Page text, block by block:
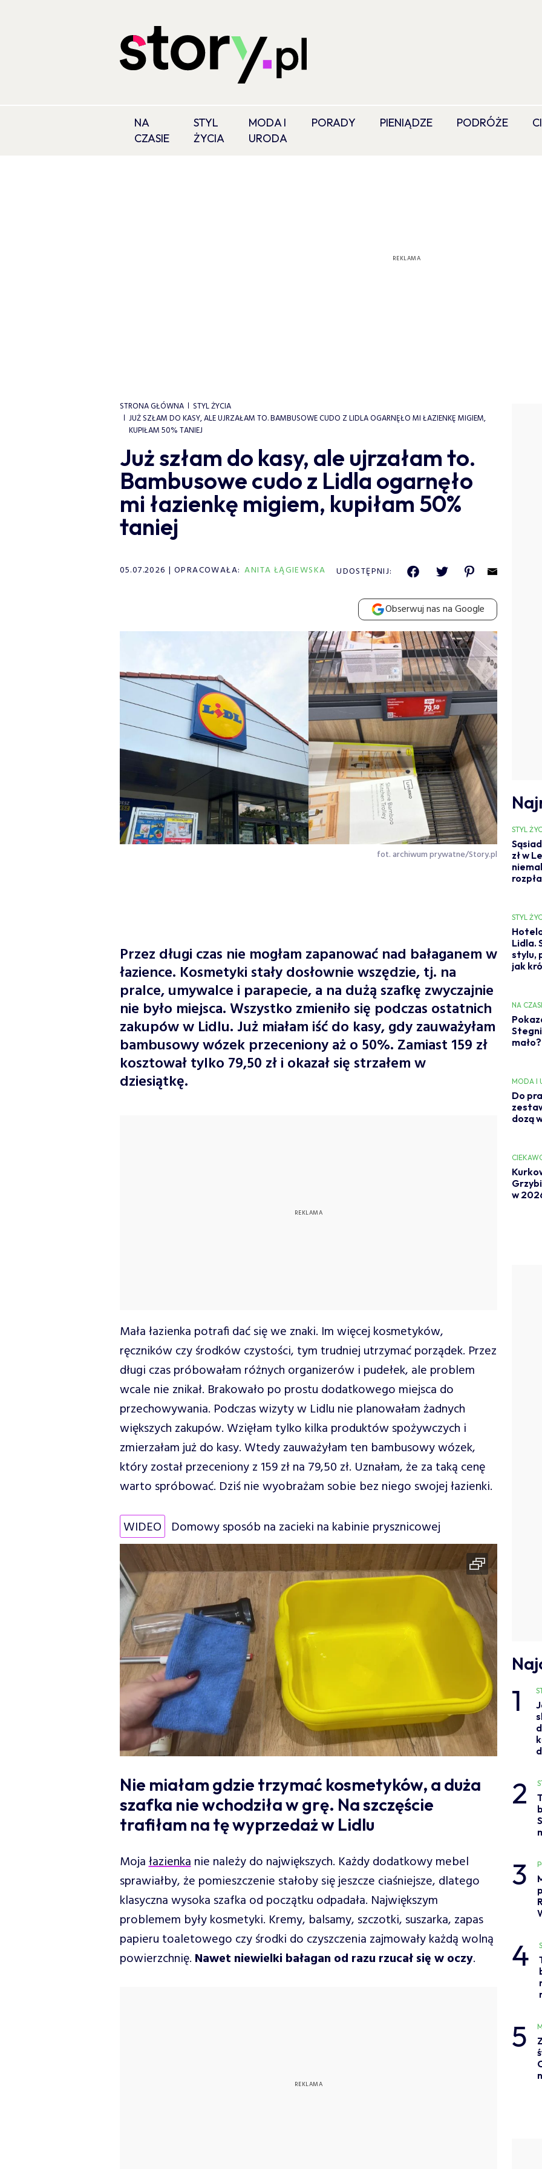
NA
CZASIE
STYL
ŻYCIA
MODA I
URODA
PORADY PIENIĄDZE PODRÓŻE
STRONA GŁÓWNA
STYL ŻYCIA
JUŻ SZŁAM DO KASY, ALE UJRZAŁAM TO. BAMBUSOWE CUDO Z LIDLA OGARNĘŁO MI ŁAZIENKĘ MIGIEM,
KUPIŁAM 50% TANIEJ
Już szłam do kasy, ale ujrzałam to.
Bambusowe cudo z Lidla ogarnęło
mi łazienkę migiem, kupiłam 50%
taniej
05.07.2026 OPRACOWAŁA: ANITA ŁĄGIEWSKA UDOSTĘPNIJ:
Obserwuj nas na Google
fot. archiwum prywatne/Story.pl
Przez długi czas nie mogłam zapanować nad bałaganem w
łazience. Kosmetyki stały dosłownie wszędzie, tj. na
pralce, umywalce i parapecie, a na dużą szafkę zwyczajnie
nie było miejsca. Wszystko zmieniło się podczas ostatnich
zakupów w Lidlu. Już miałam iść do kasy, gdy zauważyłam
bambusowy wózek przeceniony aż o 50%. Zamiast 159 zł
kosztował tylko 79,50 zł i okazał się strzałem w
dziesiątkę.
Mała łazienka potrafi dać się we znaki. Im więcej kosmetyków,
ręczników czy środków czystości, tym trudniej utrzymać porządek. Przez
długi czas próbowałam różnych organizerów i pudełek, ale problem
wcale nie znikał. Brakowało po prostu dodatkowego miejsca do
przechowywania. Podczas wizyty w Lidlu nie planowałam żadnych
większych zakupów. Wzięłam tylko kilka produktów spożywczych i
zmierzałam już do kasy. Wtedy zauważyłam ten bambusowy wózek,
który został przeceniony z 159 zł na 79,50 zł. Uznałam, że za taką cenę
warto spróbować. Dziś nie wyobrażam sobie bez niego swojej łazienki.
WIDEO Domowy sposób na zacieki na kabinie prysznicowej
Nie miałam gdzie trzymać kosmetyków, a duża
szafka nie wchodziła w grę. Na szczęście
trafiłam na tę wyprzedaż w Lidlu
Mojałazienkanie należy do największych. Każdy dodatkowy mebel
sprawiałby, że pomieszczenie stałoby się jeszcze ciaśniejsze, dlatego
klasyczna wysoka szafka od początku odpadała. Największym
problemem były kosmetyki. Kremy, balsamy, szczotki, suszarka, zapas
papieru toaletowego czy środki do czyszczenia zajmowały każdą wolną
powierzchnię. Nawet niewielki bałagan od razu rzucał się w oczy.
STYL
zł w
STYL
Lidla.
stylu,
jak
NA
MODA I
Do
dozą
w
1
2
3
4
5